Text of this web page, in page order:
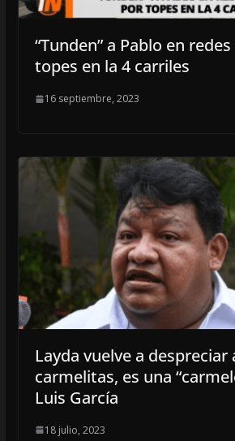
“Tunden” a Pablo en
topes en la 4 carriles
16 septiembre, 2023
Layda vuelve a despreciar
carmelitas, es una
Luis García
18 julio, 2023